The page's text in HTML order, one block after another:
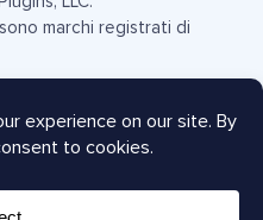
marchi registrati di
Privacy
Informativa FTC